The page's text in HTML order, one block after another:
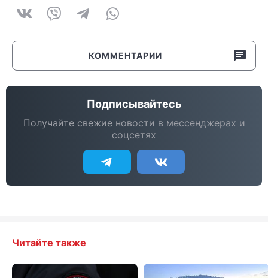
КОММЕНТАРИИ
Подписывайтесь
Получайте свежие новости в мессенджерах и
соцсетях
Читайте также